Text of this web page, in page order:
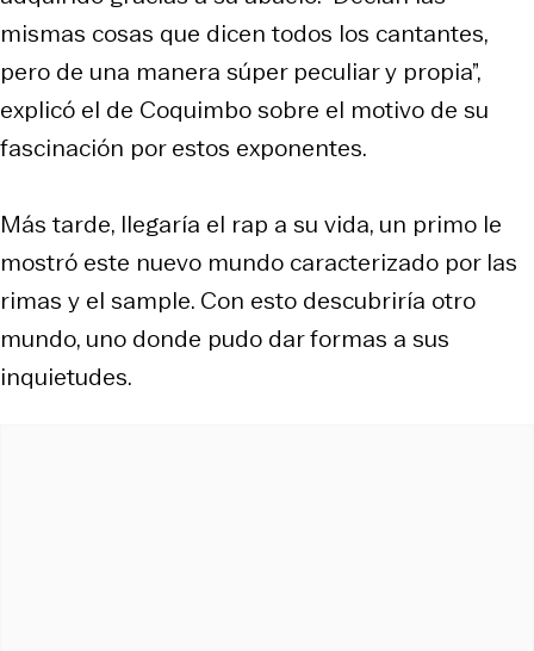
mismas cosas que dicen todos los cantantes,
pero de una manera súper peculiar y propia”,
explicó el de Coquimbo sobre el motivo de su
fascinación por estos exponentes.
Más tarde, llegaría el rap a su vida, un primo le
mostró este nuevo mundo caracterizado por las
rimas y el sample. Con esto descubriría otro
mundo, uno donde pudo dar formas a sus
inquietudes.